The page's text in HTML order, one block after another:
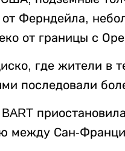
Ферндейла,
от границы с
где жители в
последовали
между Сан-